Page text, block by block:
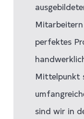
perfektes
Mittelpunkt
sind wir in